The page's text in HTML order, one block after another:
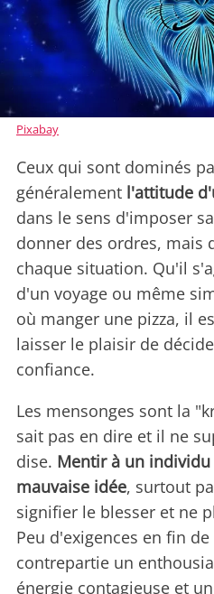
Pixabay
Ceux qui sont dominés
généralement l'attitude
dans le sens d'imposer
donner des ordres, mais
chaque situation. Qu'il
d'un voyage ou même
où manger une pizza, il
laisser le plaisir de
confiance.
Les mensonges sont la
sait pas en dire et il ne
dise. Mentir à un
mauvaise idée, surtout
signifier le blesser et ne
Peu d'exigences en fin
contrepartie un
énergie contagieuse et